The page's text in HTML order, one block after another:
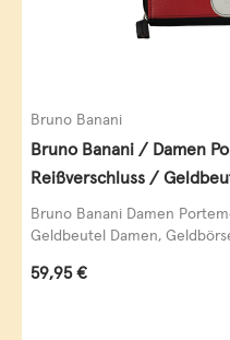
Bruno Banani
Bruno Banani / Damen
Reißverschluss /
Querformat, echt Leder,
Bruno Banani Damen
Geldbeutel Damen,
Regulärer Preis:
59,95 €